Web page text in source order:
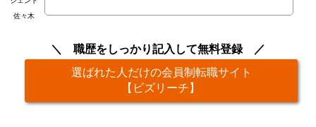
佐々木
職歴をしっかり記入して無料登録
選ばれた人だけの会員制転職サイト
【ビズリーチ】